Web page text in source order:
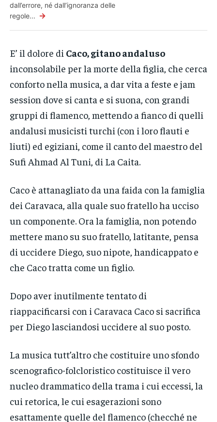
dall’errore, né dall’ignoranza delle
regole... →
E’ il dolore di Caco, gitano andaluso
inconsolabile per la morte della figlia, che cerca
conforto nella musica, a dar vita a feste e jam
session dove si canta e si suona, con grandi
gruppi di flamenco, mettendo a fianco di quelli
andalusi musicisti turchi (con i loro flauti e
liuti) ed egiziani, come il canto del maestro del
Sufi Ahmad Al Tuni, di La Caita.
Caco è attanagliato da una faida con la famiglia
dei Caravaca, alla quale suo fratello ha ucciso
un componente. Ora la famiglia, non potendo
mettere mano su suo fratello, latitante, pensa
di uccidere Diego, suo nipote, handicappato e
che Caco tratta come un figlio.
Dopo aver inutilmente tentato di
riappacificarsi con i Caravaca Caco si sacrifica
per Diego lasciandosi uccidere al suo posto.
La musica tutt’altro che costituire uno sfondo
scenografico-folcloristico costituisce il vero
nucleo drammatico della trama i cui eccessi, la
cui retorica, le cui esagerazioni sono
esattamente quelle del flamenco (checché ne